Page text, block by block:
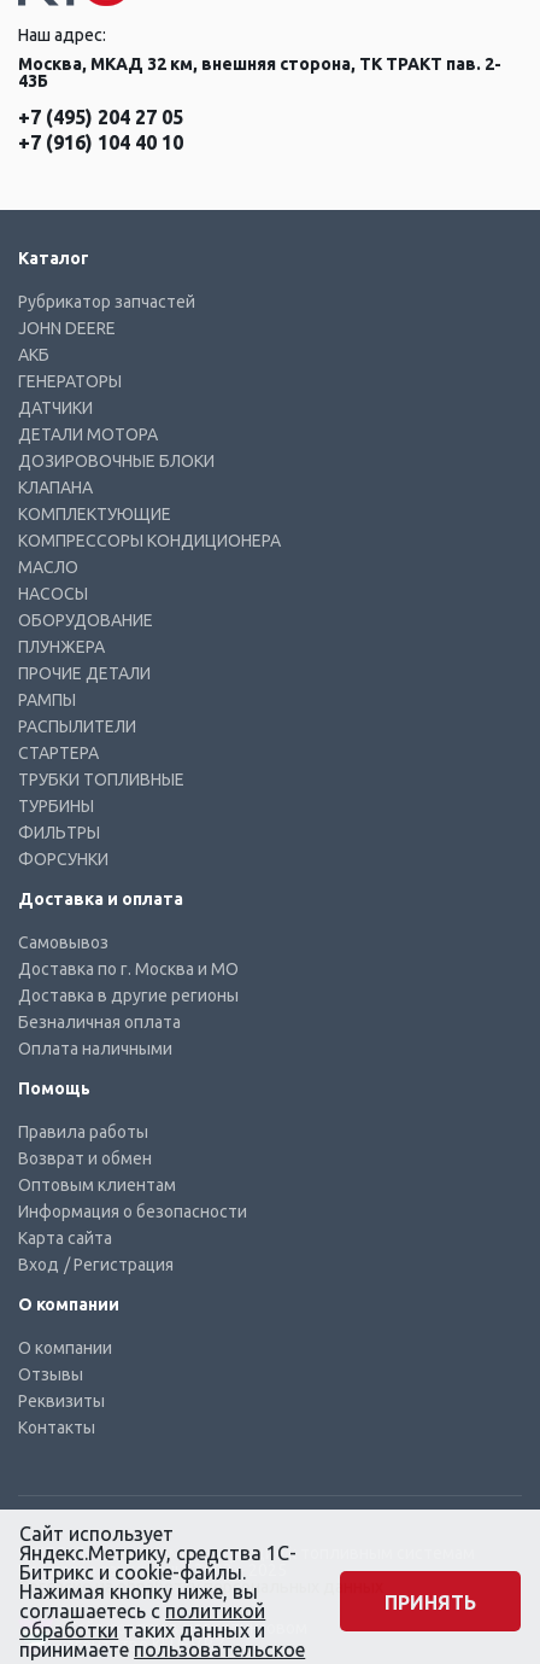
Наш адрес:
Москва, МКАД 32 км, внешняя сторона, ТК ТРАКТ пав. 2-
43Б
+7 (495) 204 27 05
+7 (916) 104 40 10
Каталог
Рубрикатор запчастей
JOHN DEERE
АКБ
ГЕНЕРАТОРЫ
ДАТЧИКИ
ДЕТАЛИ МОТОРА
ДОЗИРОВОЧНЫЕ БЛОКИ
КЛАПАНА
КОМПЛЕКТУЮЩИЕ
КОМПРЕССОРЫ КОНДИЦИОНЕРА
МАСЛО
НАСОСЫ
ОБОРУДОВАНИЕ
ПЛУНЖЕРА
ПРОЧИЕ ДЕТАЛИ
РАМПЫ
РАСПЫЛИТЕЛИ
СТАРТЕРА
ТРУБКИ ТОПЛИВНЫЕ
ТУРБИНЫ
ФИЛЬТРЫ
ФОРСУНКИ
Доставка и оплата
Самовывоз
Доставка по г. Москва и МО
Доставка в другие регионы
Безналичная оплата
Оплата наличными
Помощь
Правила работы
Возврат и обмен
Оптовым клиентам
Информация о безопасности
Карта сайта
Вход / Регистрация
О компании
О компании
Отзывы
Реквизиты
Контакты
© КТС-Дизель – Комплектующие к топливным системам
Все права защищены, 2003 – 2025
Согласие на обработку персональных данных
Сайт создан в маркетинговом
агентстве KLUEV.BZ
Сайт использует
Яндекс.Метрику, средства 1С-
Битрикс и cookie-файлы.
Нажимая кнопку ниже, вы
соглашаетесь с политикой
обработки таких данных и
принимаете пользовательское
ПРИНЯТЬ